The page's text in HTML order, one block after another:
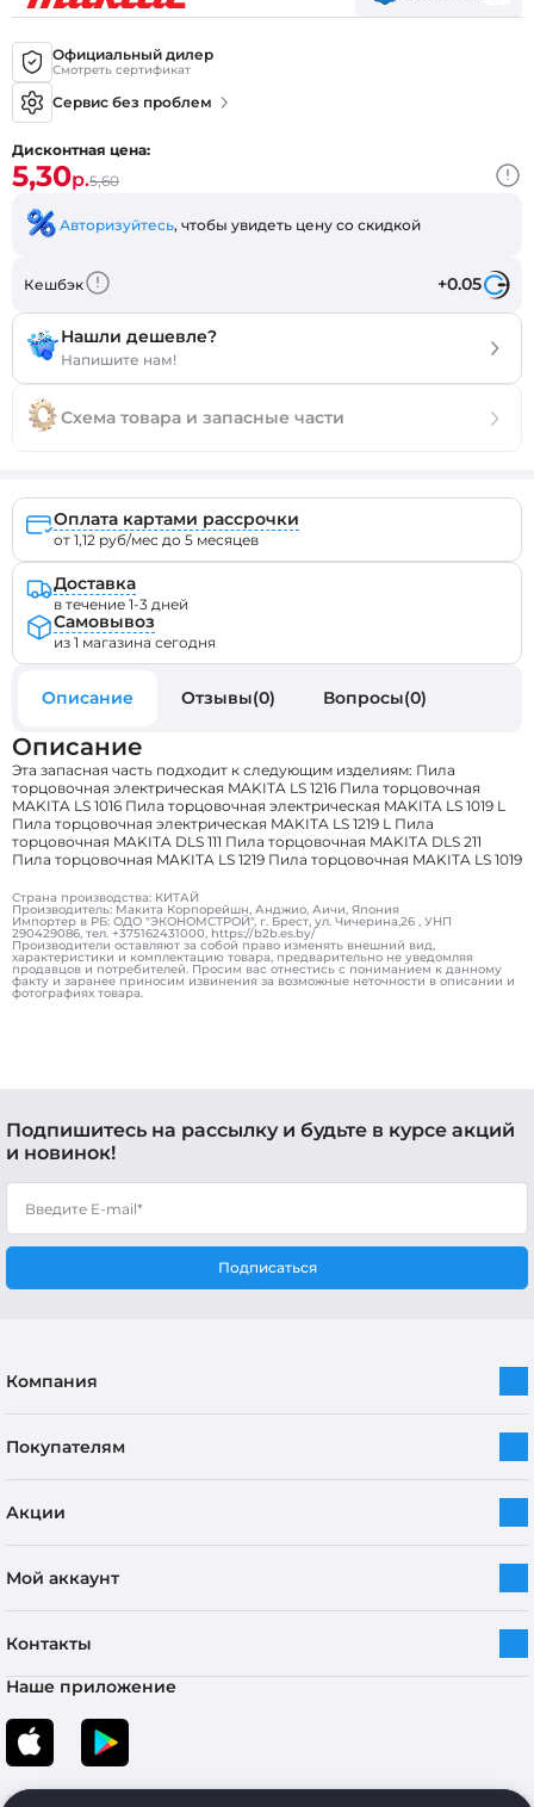
Официальный дилер
Смотреть сертификат
Сервис без проблем
Дисконтная цена:
5,30р.5,60
Авторизуйтесь, чтобы увидеть цену со скидкой
Кешбэк +0.05
Нашли дешевле?
Напишите нам!
Схема товара и запасные части
Описание Отзывы(0) Вопросы(0)
Описание
Эта запасная часть подходит к следующим изделиям: Пила
торцовочная электрическая MAKITA LS 1216 Пила торцовочная
MAKITA LS 1016 Пила торцовочная электрическая MAKITA LS 1019 L
Пила торцовочная электрическая MAKITA LS 1219 L Пила
торцовочная MAKITA DLS 111 Пила торцовочная MAKITA DLS 211
Пила торцовочная MAKITA LS 1219 Пила торцовочная MAKITA LS 1019
Страна производства: КИТАЙ
Производитель: Макита Корпорейшн, Анджио, Аичи, Япония
Импортер в РБ: ОДО "ЭКОНОМСТРОЙ", г. Брест, ул. Чичерина,26 , УНП
290429086, тел. +375162431000, https://b2b.es.by/
Производители оставляют за собой право изменять внешний вид,
характеристики и комплектацию товара, предварительно не уведомляя
продавцов и потребителей. Просим вас отнестись с пониманием к данному
факту и заранее приносим извинения за возможные неточности в описании и
фотографиях товара.
Оплата картами рассрочки
от 1,12 руб/мес до 5 месяцев
Доставка
в течение 1-3 дней
Самовывоз
из 1 магазина сегодня
Подпишитесь на рассылку и будьте в курсе акций
и новинок!
Подписаться
Компания
Покупателям
Акции
Мой аккаунт
Контакты
Наше приложение